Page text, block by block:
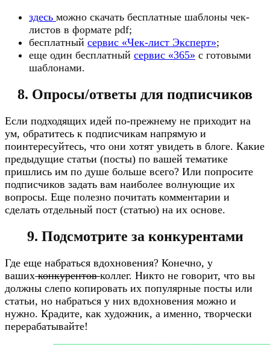
здесь можно скачать бесплатные шаблоны чек-
листов в формате pdf;
бесплатный сервис «Чек-лист Эксперт»;
еще один бесплатный сервис «365» с готовыми
шаблонами.
8. Опросы/ответы для подписчиков
Если подходящих идей по-прежнему не приходит на
ум, обратитесь к подписчикам напрямую и
поинтересуйтесь, что они хотят увидеть в блоге. Какие
предыдущие статьи (посты) по вашей тематике
пришлись им по душе больше всего? Или попросите
подписчиков задать вам наиболее волнующие их
вопросы. Еще полезно почитать комментарии и
сделать отдельный пост (статью) на их основе.
9. Подсмотрите за конкурентами
Где еще набраться вдохновения? Конечно, у
вашихконкурентовколлег. Никто не говорит, что вы
должны слепо копировать их популярные посты или
статьи, но набраться у них вдохновения можно и
нужно. Крадите, как художник, а именно, творчески
перерабатывайте!